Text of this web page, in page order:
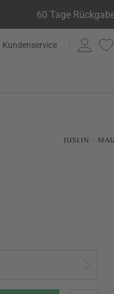
60 Tage
Kundenservice